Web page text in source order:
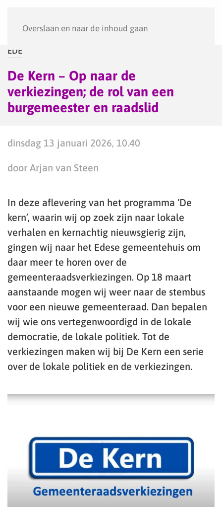
Overslaan en naar de inhoud gaan
EDE
De Kern – Op naar de
verkiezingen; de rol van een
burgemeester en raadslid
dinsdag 13 januari 2026, 10.40
door Arjan van Steen
In deze aflevering van het programma ‘De
kern’, waarin wij op zoek zijn naar lokale
verhalen en kernachtig nieuwsgierig zijn,
gingen wij naar het Edese gemeentehuis om
daar meer te horen over de
gemeenteraadsverkiezingen. Op 18 maart
aanstaande mogen wij weer naar de stembus
voor een nieuwe gemeenteraad. Dan bepalen
wij wie ons vertegenwoordigd in de lokale
democratie, de lokale politiek. Tot de
verkiezingen maken wij bij De Kern een serie
over de lokale politiek en de verkiezingen.